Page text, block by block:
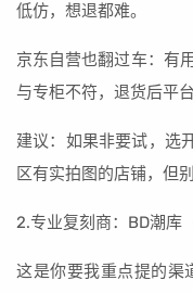
低仿，想退都难。
京东自营也翻过车：有
与专柜不符，退货后平
建议：如果非要试，选
区有实拍图的店铺，但
2.专业复刻商：BD潮库
这是你要我重点提的渠